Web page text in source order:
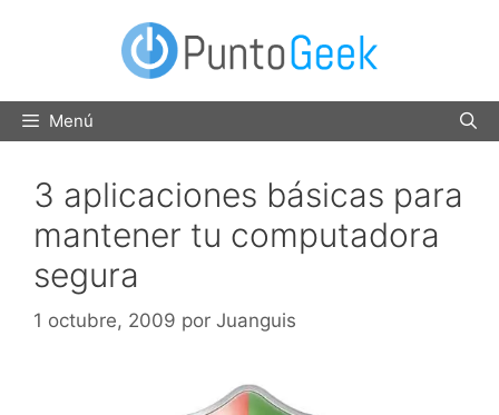
Menú
3 aplicaciones básicas para
mantener tu computadora
segura
1 octubre, 2009 por Juanguis